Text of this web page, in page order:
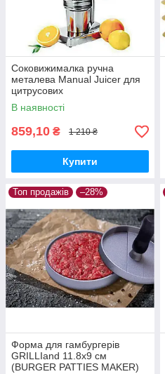
Соковижималка ручна
металева Manual Juicer для
цитрусових
В наявності
859,10 ₴ 1 210 ₴
Купити
Топ продажів –28%
Форма для гамбургерів
GRILLIand 11.8х9 см
(BURGER PATTIES MAKER)